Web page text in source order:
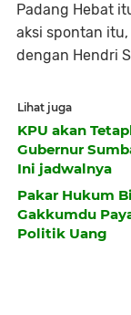
Padang Hebat
aksi spontan
dengan Hendri
Lihat juga
KPU akan
Gubernur
Ini jadwalnya
Pakar Hukum
Gakkumdu
Politik Uang